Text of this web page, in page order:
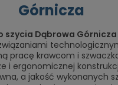
Górnicza
szycia Dąbrowa Górnicza
pracę krawcom i
i ergonomicznej
a jakość wykonanych